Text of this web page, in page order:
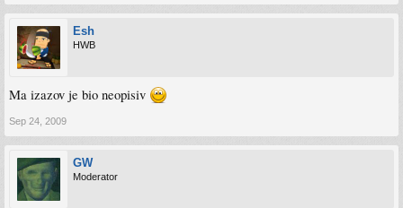
Esh
HWB
Ma izazov je bio neopisiv
Sep 24, 2009
GW
Moderator